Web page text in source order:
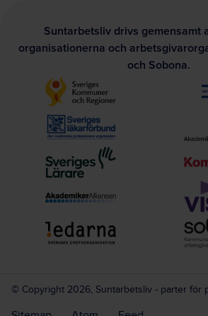
Suntarbetsliv drivs gemensamt
organisationerna och
och Sobona.
© Copyright 2026, Suntarbetsliv - parter för